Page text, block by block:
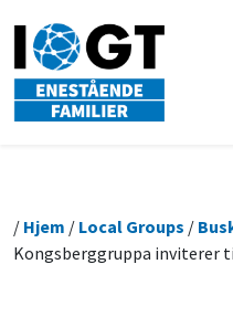
/ Hjem / Local Groups /
Kongsberggruppa inviterer